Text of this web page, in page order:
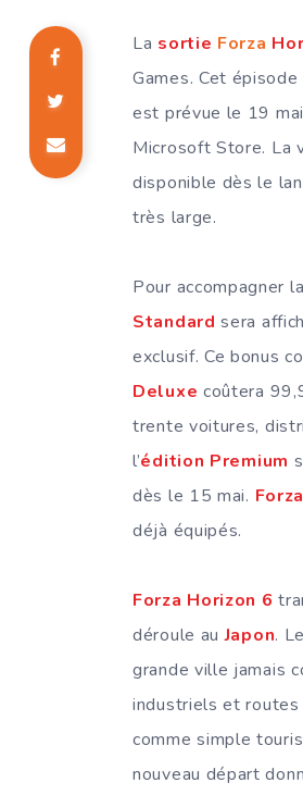
La sortie Forza
Games. Cet
est prévue le 19
Microsoft Store. La
disponible dès le
très large.
Pour accompagner la
Standard sera
exclusif. Ce bonus
Deluxe coûtera
trente voitures,
l’édition Premium
dès le 15 mai.
déjà équipés.
Forza Horizon 6
déroule auJapon.
grande ville jamais
industriels et routes
comme simple
nouveau départ